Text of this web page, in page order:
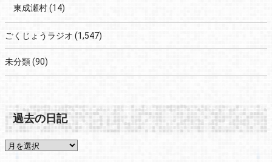
東成瀬村(14)
ごくじょうラジオ (1,547)
未分類(90)
過去の日記